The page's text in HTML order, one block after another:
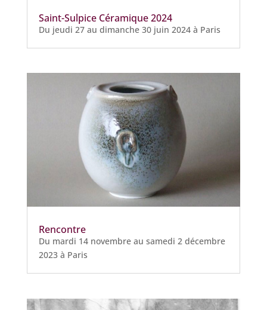
Saint-Sulpice Céramique 2024
Du jeudi 27 au dimanche 30 juin 2024 à Paris
Rencontre
Du mardi 14 novembre au samedi 2 décembre
2023 à Paris